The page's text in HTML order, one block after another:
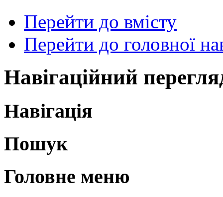
Перейти до вмісту
Перейти до головної
Навігаційний
Навігація
Пошук
Головне меню